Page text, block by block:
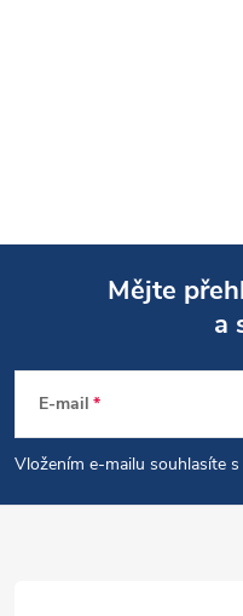
p
a
Mějte
a
E-mail
Vložením e-mailu souhlasíte s